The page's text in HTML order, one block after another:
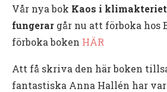
Vår nya bok Kaos i
fungerar går nu att förboka hos
förboka boken HÄR
Att få skriva den här boken
fantastiska Anna Hallén har